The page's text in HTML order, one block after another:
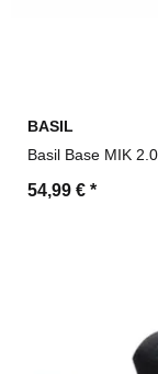
BASIL
Basil Base MIK
54,99 € *